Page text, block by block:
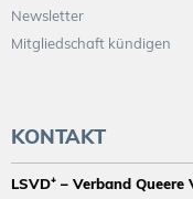
Newsletter
Mitgliedschaft kündigen
KONTAKT
LSVD⁺ – Verband Queere